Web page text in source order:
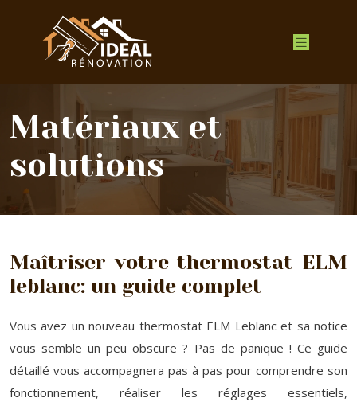
Matériaux et
solutions
Maîtriser votre thermostat ELM
leblanc: un guide complet
Vous avez un nouveau thermostat ELM Leblanc et sa notice
vous semble un peu obscure ? Pas de panique ! Ce guide
détaillé vous accompagnera pas à pas pour comprendre son
fonctionnement, réaliser les réglages essentiels,